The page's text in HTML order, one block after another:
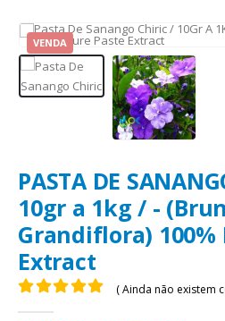
VENDA
PASTA DE
10gr a 1kg / -
Grandiflora) 100%
Extract
( Ainda não existem